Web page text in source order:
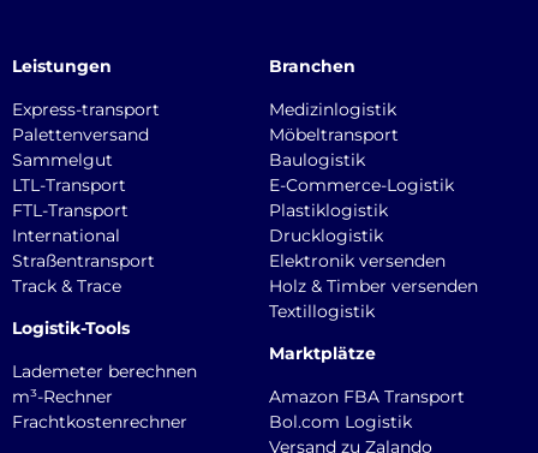
Leistungen
Express-transport
Palettenversand
Sammelgut
LTL-Transport
FTL-Transport
International
Straßentransport
Track & Trace
Logistik-Tools
Lademeter berechnen
m³-Rechner
Frachtkostenrechner
Branchen
Medizinlogistik
Möbeltransport
Baulogistik
E-Commerce-Logistik
Plastiklogistik
Drucklogistik
Elektronik versenden
Holz & Timber versenden
Textillogistik
Marktplätze
Amazon FBA Transport
Bol.com Logistik
Versand zu Zalando